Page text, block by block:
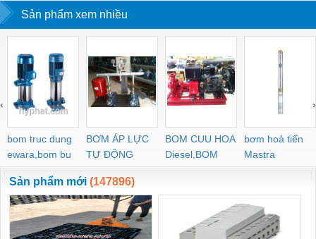
Sản phẩm xem nhiều
bom truc dung
ewara,bom bu
ewara
BƠM ÁP LỰC
TỰ ĐỘNG
BOM CUU HOA
Diesel,BOM
CHUA CHAY
bơm hoả tiển
Mastra
‹ ›
Sản phẩm mới (147896)